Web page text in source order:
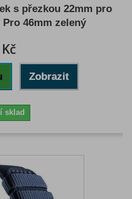
s přezkou 22mm pro
Pro 46mm zelený
Zobrazit
sklad